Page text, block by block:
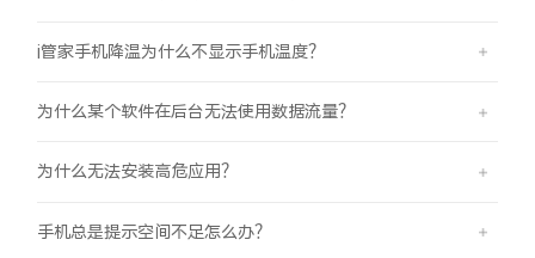
i管家手机降温为什么不显示手机温度？
为什么某个软件在后台无法使用数据流量？
为什么无法安装高危应用？
手机总是提示空间不足怎么办？